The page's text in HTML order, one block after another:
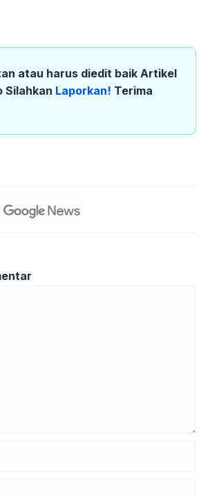
atau harus diedit baik Artikel
Silahkan Laporkan! Terima